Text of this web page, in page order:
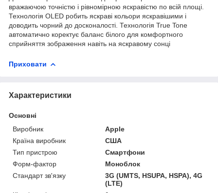
вражаючою точністю і рівномірною яскравістю по всій площі.
Технологія OLED робить яскраві кольори яскравішими і
доводить чорний до досконалості. Технологія True Tone
автоматично коректує баланс білого для комфортного
сприйняття зображення навіть на яскравому сонці
Приховати
Характеристики
Основні
Виробник
Apple
Країна виробник
США
Тип пристрою
Смартфони
Форм-фактор
Моноблок
Стандарт зв'язку
3G (UMTS, HSUPA, HSPA), 4G
(LTE)